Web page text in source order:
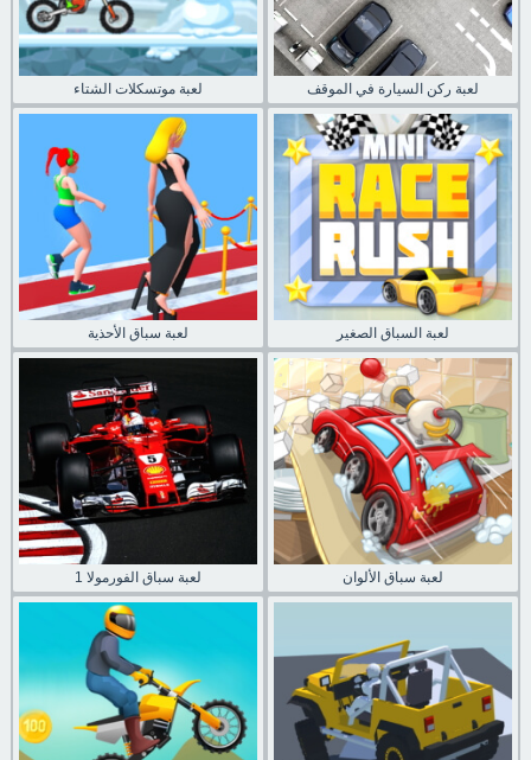
لعبة موتسكلات الشتاء لعبة ركن السيارة في الموقف
لعبة سباق الأحذية لعبة السباق الصغير
لعبة سباق الفورمولا 1 لعبة سباق الألوان